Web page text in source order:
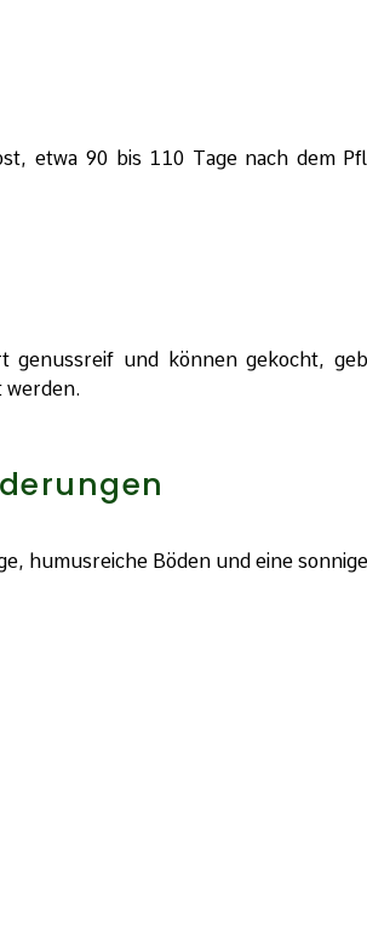
etwa 90 bis 110 Tage nach dem
genussreif und können gekocht,
werden.
humusreiche Böden und eine